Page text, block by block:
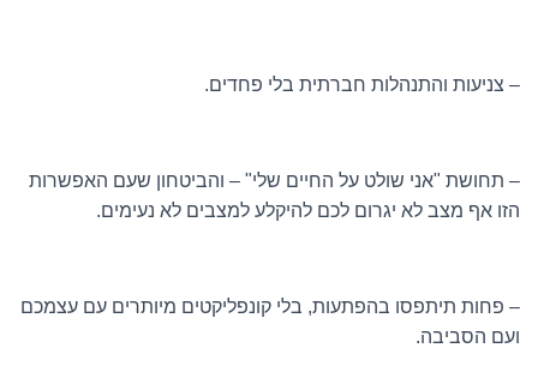
– צניעות והתנהלות חברתית בלי פחדים.
– תחושת "אני שולט על החיים שלי" – והביטחון שעם האפשרות
הזו אף מצב לא יגרום לכם להיקלע למצבים לא נעימים.
– פחות תיתפסו בהפתעות, בלי קונפליקטים מיותרים עם עצמכם
ועם הסביבה.